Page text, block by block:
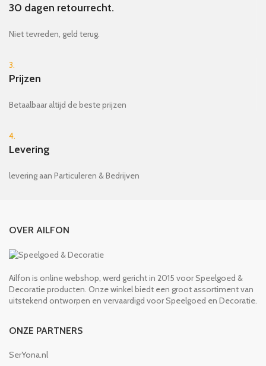
30 dagen retourrecht.
Niet tevreden, geld terug.
3.
Prijzen
Betaalbaar altijd de beste prijzen
4.
Levering
levering aan Particuleren & Bedrijven
OVER AILFON
Ailfon is online webshop, werd gericht in 2015 voor Speelgoed &
Decoratie producten. Onze winkel biedt een groot assortiment van
uitstekend ontworpen en vervaardigd voor Speelgoed en Decoratie.
ONZE PARTNERS
SerYona.nl